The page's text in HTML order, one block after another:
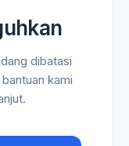
dibatasi
kami